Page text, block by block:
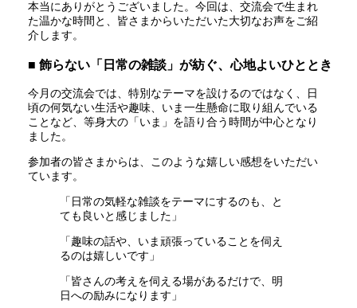
本当にありがとうございました。今回は、交流会で生まれ
た温かな時間と、皆さまからいただいた大切なお声をご紹
介します。
■ 飾らない「日常の雑談」が紡ぐ、心地よいひととき
今月の交流会では、特別なテーマを設けるのではなく、日
頃の何気ない生活や趣味、いま一生懸命に取り組んでいる
ことなど、等身大の「いま」を語り合う時間が中心となり
ました。
参加者の皆さまからは、このような嬉しい感想をいただい
ています。
「日常の気軽な雑談をテーマにするのも、と
ても良いと感じました」
「趣味の話や、いま頑張っていることを伺え
るのは嬉しいです」
「皆さんの考えを伺える場があるだけで、明
日への励みになります」